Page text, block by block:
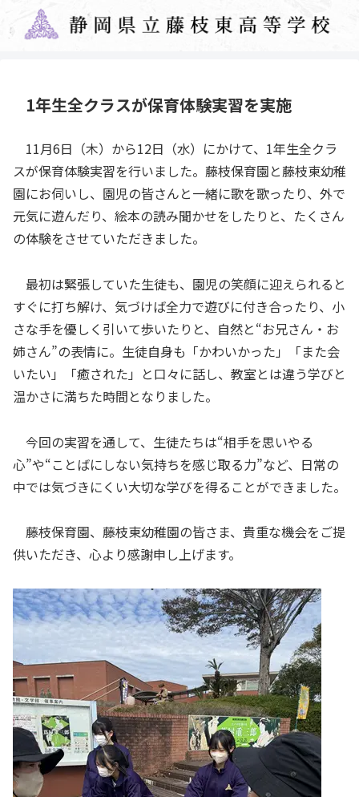
1年生全クラスが保育体験実習を実施
11月6日（木）から12日（水）にかけて、1年生全クラ
スが保育体験実習を行いました。藤枝保育園と藤枝東幼稚
園にお伺いし、園児の皆さんと一緒に歌を歌ったり、外で
元気に遊んだり、絵本の読み聞かせをしたりと、たくさん
の体験をさせていただきました。
最初は緊張していた生徒も、園児の笑顔に迎えられると
すぐに打ち解け、気づけば全力で遊びに付き合ったり、小
さな手を優しく引いて歩いたりと、自然と“お兄さん・お
姉さん”の表情に。生徒自身も「かわいかった」「また会
いたい」「癒された」と口々に話し、教室とは違う学びと
温かさに満ちた時間となりました。
今回の実習を通して、生徒たちは“相手を思いやる
心”や“ことばにしない気持ちを感じ取る力”など、日常の
中では気づきにくい大切な学びを得ることができました。
藤枝保育園、藤枝東幼稚園の皆さま、貴重な機会をご提
供いただき、心より感謝申し上げます。